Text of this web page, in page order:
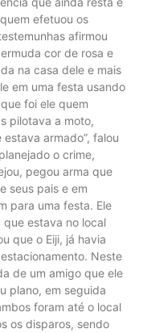
efetuou os
afirmou
cor de rosa e
na casa dele e mais
em uma festa usando
foi ele quem
pilotava a moto,
armado”, falou
o crime,
pegou arma que
seus pais e em
para uma festa. Ele
estava no local
que o Eiji, já havia
Neste
de um amigo que ele
plano, em seguida
foram até o local
os disparos, sendo